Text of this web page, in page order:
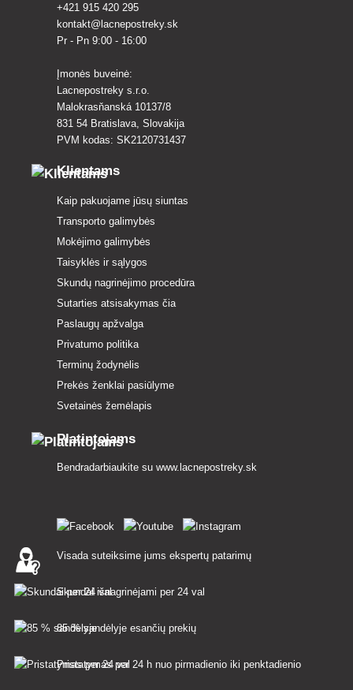
+421 915 420 295
kontakt@lacnepostreky.sk
Pr - Pn 9:00 - 16:00
Įmonės buveinė:
Lacnepostreky s.r.o.
Malokrasňanská 10137/8
831 54 Bratislava, Slovakija
PVM kodas: SK2120731437
Klientams
Kaip pakuojame jūsų siuntas
Transporto galimybės
Mokėjimo galimybės
Taisyklės ir sąlygos
Skundų nagrinėjimo procedūra
Sutarties atsisakymas čia
Paslaugų apžvalga
Privatumo politika
Terminų žodynėlis
Prekės ženklai pasiūlyme
Svetainės žemėlapis
Platintojams
Bendradarbiaukite su www.lacnepostreky.sk
Visada suteiksime jums ekspertų patarimų
Skundai išnagrinėjami per 24 val
85 % sandėlyje esančių prekių
Pristatymas per 24 h nuo pirmadienio iki penktadienio